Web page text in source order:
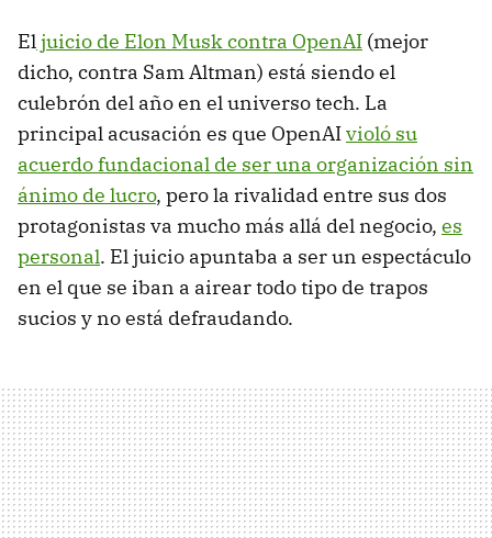
Eljuicio de Elon Musk contra OpenAI (mejor
dicho, contra Sam Altman) está siendo el
culebrón del año en el universo tech. La
principal acusación es que OpenAIvioló su
acuerdo fundacional de ser una organización sin
ánimo de lucro, pero la rivalidad entre sus dos
protagonistas va mucho más allá del negocio, es
personal. El juicio apuntaba a ser un espectáculo
en el que se iban a airear todo tipo de trapos
sucios y no está defraudando.